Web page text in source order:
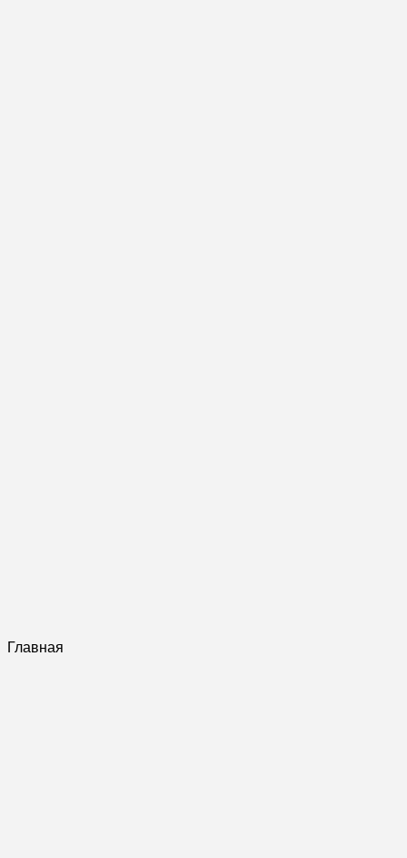
Главная